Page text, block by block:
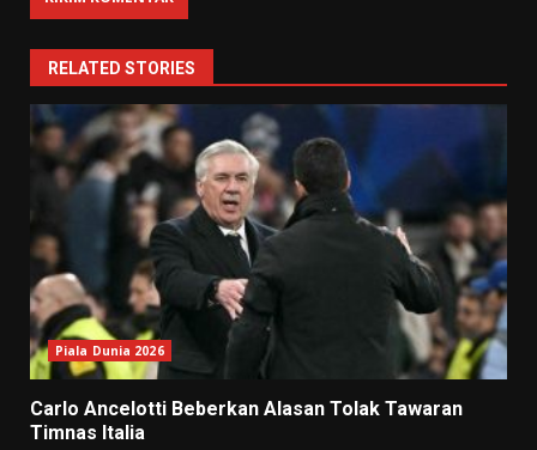
RELATED STORIES
Piala Dunia 2026
Carlo Ancelotti Beberkan Alasan Tolak Tawaran
Timnas Italia